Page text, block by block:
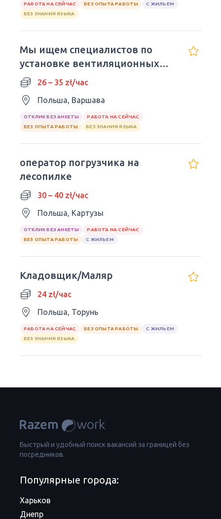
РАБОТА НА СЕЙЧАС
БЕЗ ОПЫТА РАБОТЫ
С ЖИЛЬЕМ
БЕЗ ЗНАНИЯ ЯЗЫКА
Мы ищем специалистов по
установке вентиляционных
систем26 – 35 zł/час
Польша, Варшава
ОТКЛИК БЕЗ АНКЕТЫ
РАБОТА НА СЕЙЧАС
БЕЗ ОПЫТА РАБОТЫ
БЕЗ ЗНАНИЯ ЯЗЫКА
оператор погрузчика на
лесопилке
30 – 40 zł/час
Польша, Картузы
ОТКЛИК БЕЗ АНКЕТЫ
РАБОТА НА СЕЙЧАС
БЕЗ ОПЫТА РАБОТЫ
С ЖИЛЬЕМ
Кладовщик/Маляр
24 zł/час
Польша, Торунь
РАБОТА НА СЕЙЧАС БЕЗ ОПЫТА РАБОТЫ
С ЖИЛЬЕМ
БЕЗ ЗНАНИЯ ЯЗЫКА
Быстрый и удобный поиск вакансий за границей без
посредников.
Популярные города:
Харьков
Днепр